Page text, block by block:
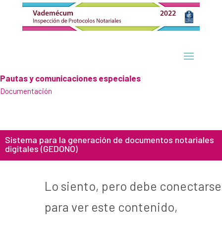
Pautas y comunicaciones especiales
Documentación
Sistema para la generación de documentos notariales
digitales (GEDONO)
Lo siento, pero debe conectarse
para ver este contenido,